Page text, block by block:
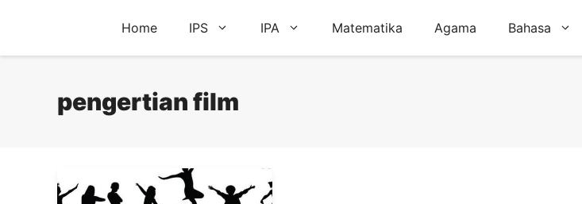
Home IPS IPA Matematika Agama Bahasa
pengertian film